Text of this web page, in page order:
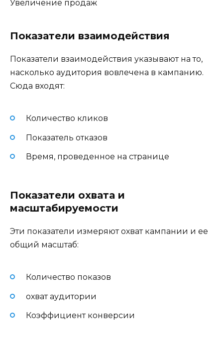
Увеличение продаж
Показатели взаимодействия
Показатели взаимодействия указывают на то,
насколько аудитория вовлечена в кампанию.
Сюда входят:
Количество кликов
Показатель отказов
Время, проведенное на странице
Показатели охвата и
масштабируемости
Эти показатели измеряют охват кампании и ее
общий масштаб:
Количество показов
охват аудитории
Коэффициент конверсии